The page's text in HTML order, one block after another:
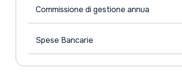
Commissione di gestione annua
Spese Bancarie